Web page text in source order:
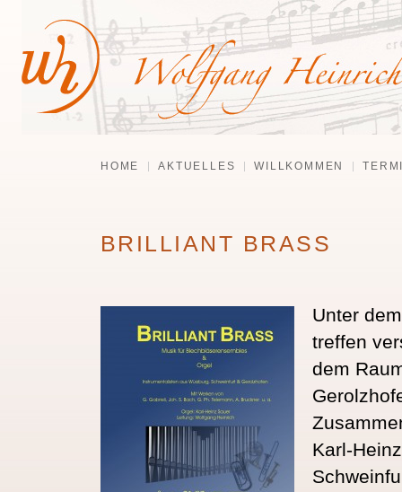
HOME AKTUELLES WILLKOMMEN
BRILLIANT BRASS
Unter
treffen
dem
Karl-